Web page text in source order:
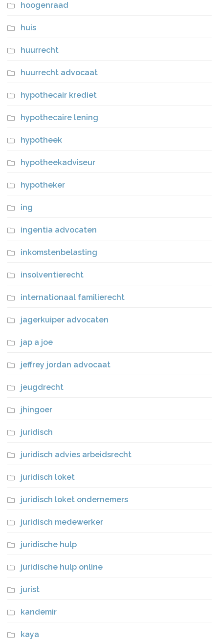
hoogenraad
huis
huurrecht
huurrecht advocaat
hypothecair krediet
hypothecaire lening
hypotheek
hypotheekadviseur
hypotheker
ing
ingentia advocaten
inkomstenbelasting
insolventierecht
internationaal familierecht
jagerkuiper advocaten
jap a joe
jeffrey jordan advocaat
jeugdrecht
jhingoer
juridisch
juridisch advies arbeidsrecht
juridisch loket
juridisch loket ondernemers
juridisch medewerker
juridische hulp
juridische hulp online
jurist
kandemir
kaya